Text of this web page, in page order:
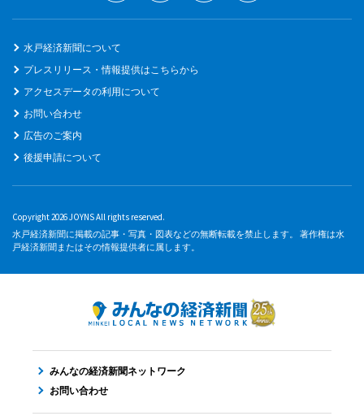
水戸経済新聞について
プレスリリース・情報提供はこちらから
アクセスデータの利用について
お問い合わせ
広告のご案内
後援申請について
Copyright 2026 JOYNS All rights reserved.
水戸経済新聞に掲載の記事・写真・図表などの無断転載を禁止します。 著作権は水
戸経済新聞またはその情報提供者に属します。
みんなの経済新聞ネットワーク
お問い合わせ